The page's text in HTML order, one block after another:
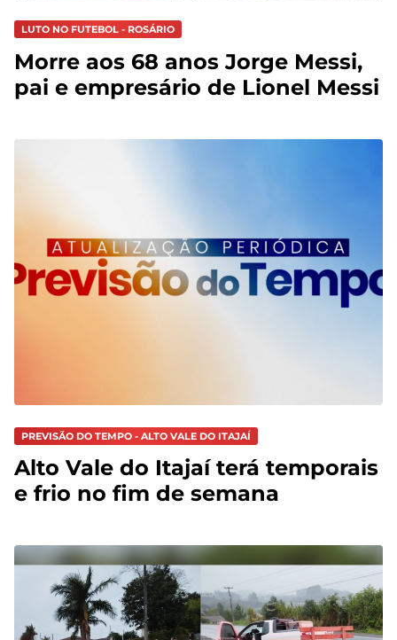
LUTO NO FUTEBOL - ROSÁRIO
Morre aos 68 anos Jorge Messi,
pai e empresário de Lionel Messi
PREVISÃO DO TEMPO - ALTO VALE DO ITAJAÍ
Alto Vale do Itajaí terá temporais
e frio no fim de semana